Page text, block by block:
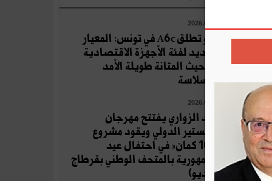
2026.08.04
أوبو تطلق A6c في تونس: المعيار
الجديد لفئة الأجهزة الاقتصادية
من حيث المتانة طويلة الأمد
والسلاسة
2026.07.19
زياد الزواري يفتتح مهرجان
المنستير الدولي ويقود مشروع
«100 كمان» في احتفال عيد
الجمهورية بالمتحف الوطني بقرطاج
(فيديو)